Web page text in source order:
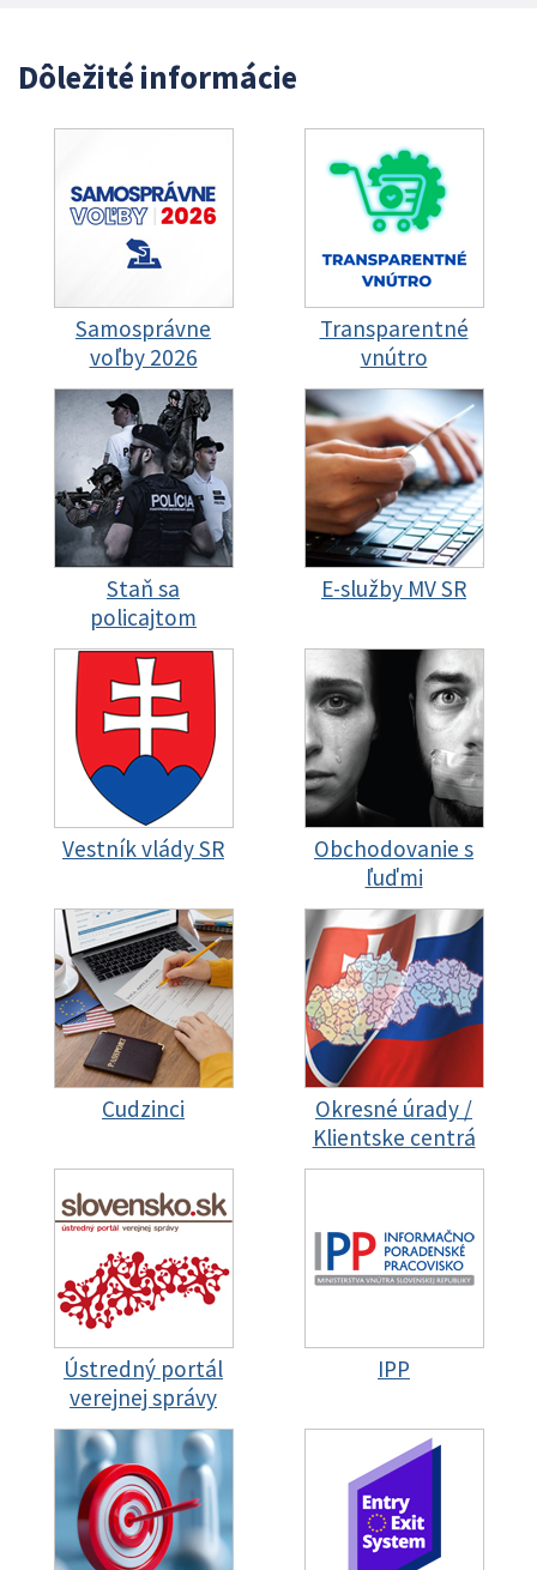
Dôležité informácie
Samosprávne
voľby 2026
Transparentné
vnútro
Staň sa
policajtom
E-služby MV SR
Vestník vlády SR
Obchodovanie s
ľuďmi
Cudzinci
Okresné úrady /
Klientske centrá
Ústredný portál
verejnej správy
IPP